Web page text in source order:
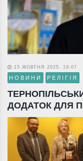
15 ЖОВТНЯ 2025, 19:07
НОВИНИ РЕЛІГІЯ
ДОДАТОК ДЛЯ